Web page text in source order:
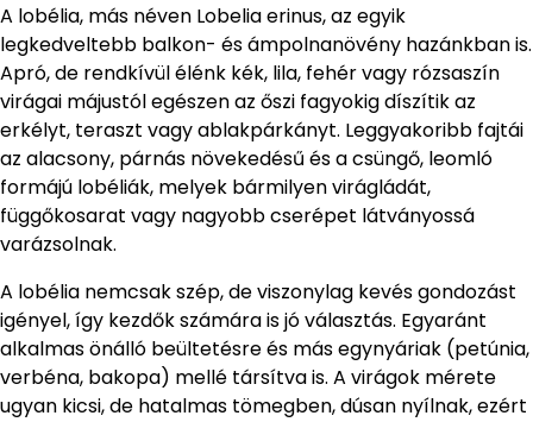
A lobélia, más néven Lobelia erinus, az egyik
legkedveltebb balkon- és ámpolnanövény hazánkban is.
Apró, de rendkívül élénk kék, lila, fehér vagy rózsaszín
virágai májustól egészen az őszi fagyokig díszítik az
erkélyt, teraszt vagy ablakpárkányt. Leggyakoribb fajtái
az alacsony, párnás növekedésű és a csüngő, leomló
formájú lobéliák, melyek bármilyen virágládát,
függőkosarat vagy nagyobb cserépet látványossá
varázsolnak.
A lobélia nemcsak szép, de viszonylag kevés gondozást
igényel, így kezdők számára is jó választás. Egyaránt
alkalmas önálló beültetésre és más egynyáriak (petúnia,
verbéna, bakopa) mellé társítva is. A virágok mérete
ugyan kicsi, de hatalmas tömegben, dúsan nyílnak, ezért